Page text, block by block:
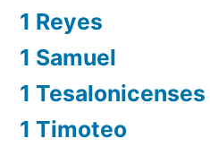
1 Reyes
1 Samuel
1 Tesalonicenses
1 Timoteo